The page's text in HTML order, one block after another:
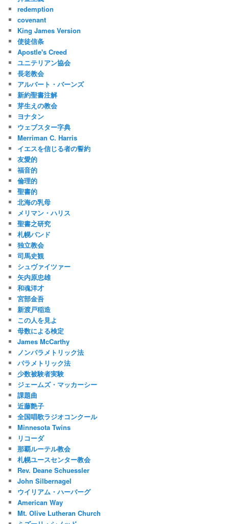
redemption
covenant
King James Version
使徒信条
Apostle's Creed
ユニテリアン協会
長老教会
アルバート・バーンズ
新約聖書注解
芽生えの教会
ヨナタン
ウェブスター字典
Merriman C. Harris
イエスを信じる者の誓約
友愛的
福音的
倫理的
聖書的
北海の乳母
メリマン・ハリス
聖書之研究
札幌バンド
独立教会
司馬史観
シュヴァイツァー
矢内原忠雄
和魂洋才
宮部金吾
新渡戸稲造
この人を見よ
母数による検定
James McCarthy
ノンパラメトリック法
パラメトリック法
少数被験者実験
ジェームズ・マッカーシー
課題曲
近藤艶子
全国唱歌ラジオコンクール
Minnesota Twins
リコーダ
那覇ルーテル教会
札幌ユースセンター教会
Rev. Deane Schuessler
John Silbernagel
ウイリアム・ハーバーグ
American Way
Mt. Olive Lutheran Church